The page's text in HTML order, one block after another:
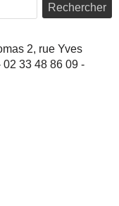
Rechercher
2, rue Yves
33 48 86 09 -